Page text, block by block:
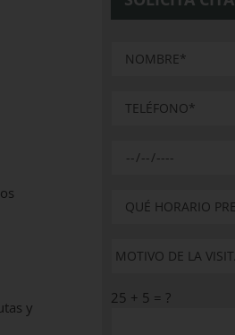
y
25 + 5 = ?